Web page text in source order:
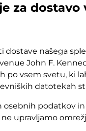
za dostavo
dostave našega
John F.
po vsem svetu, ki
datotekah
podatkov
ne upravljamo